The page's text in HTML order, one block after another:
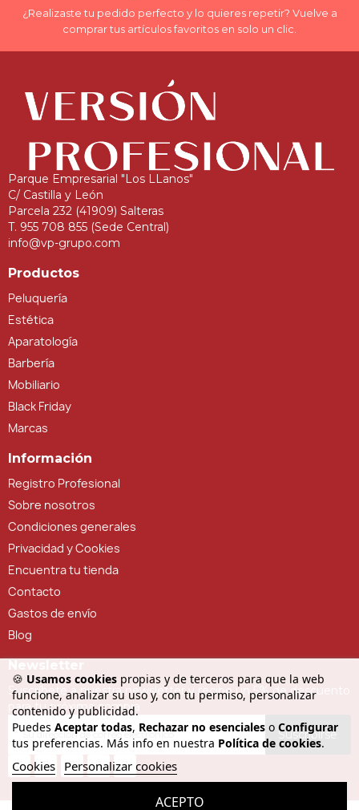
🍪 Usamos cookies propias y de terceros para que la web
funcione, analizar su uso y, con tu permiso, personalizar
contenido y publicidad.
Puedes Aceptar todas, Rechazar no esenciales o Configurar
tus preferencias. Más info en nuestra Política de cookies.
Cookies Personalizar cookies
ACEPTO
¿Realizaste tu pedido perfecto y lo quieres repetir? Vuelve a
comprar tus artículos favoritos en solo un clic.
Parque Empresarial "Los LLanos"
C/ Castilla y León
Parcela 232 (41909) Salteras
T. 955 708 855 (Sede Central)
info@vp-grupo.com
Productos
Peluquería
Estética
Aparatología
Barbería
Mobiliario
Black Friday
Marcas
Información
Registro Profesional
Sobre nosotros
Condiciones generales
Privacidad y Cookies
Encuentra tu tienda
Contacto
Gastos de envío
Blog
Suscríbete a nuestra newsletter y recibe un 5% de descuento
para tu próxima compra
Suscribirse